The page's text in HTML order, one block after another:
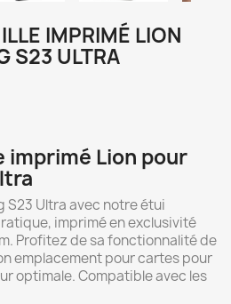
IMPRIMÉ LION
S23 ULTRA
Lion pour
S23 Ultra avec notre étui
imprimé en exclusivité
Profitez de sa fonctionnalité de
emplacement pour cartes pour
optimale. Compatible avec les